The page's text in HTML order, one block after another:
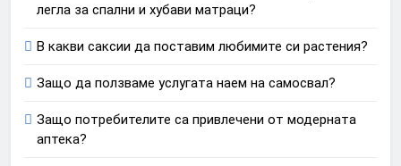
легла за спални и хубави матраци?
В какви саксии да поставим любимите си растения?
Защо да ползваме услугата наем на самосвал?
Защо потребителите са привлечени от модерната
аптека?